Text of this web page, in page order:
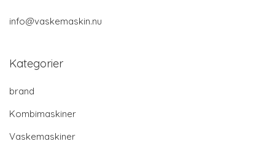
info@vaskemaskin.nu
Kategorier
brand
Kombimaskiner
Vaskemaskiner